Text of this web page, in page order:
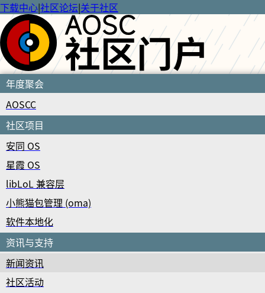
下载中心|社区论坛|关于社区
年度聚会
AOSCC
社区项目
安同 OS
星霞 OS
libLoL 兼容层
小熊猫包管理 (oma)
软件本地化
资讯与支持
新闻资讯
社区活动